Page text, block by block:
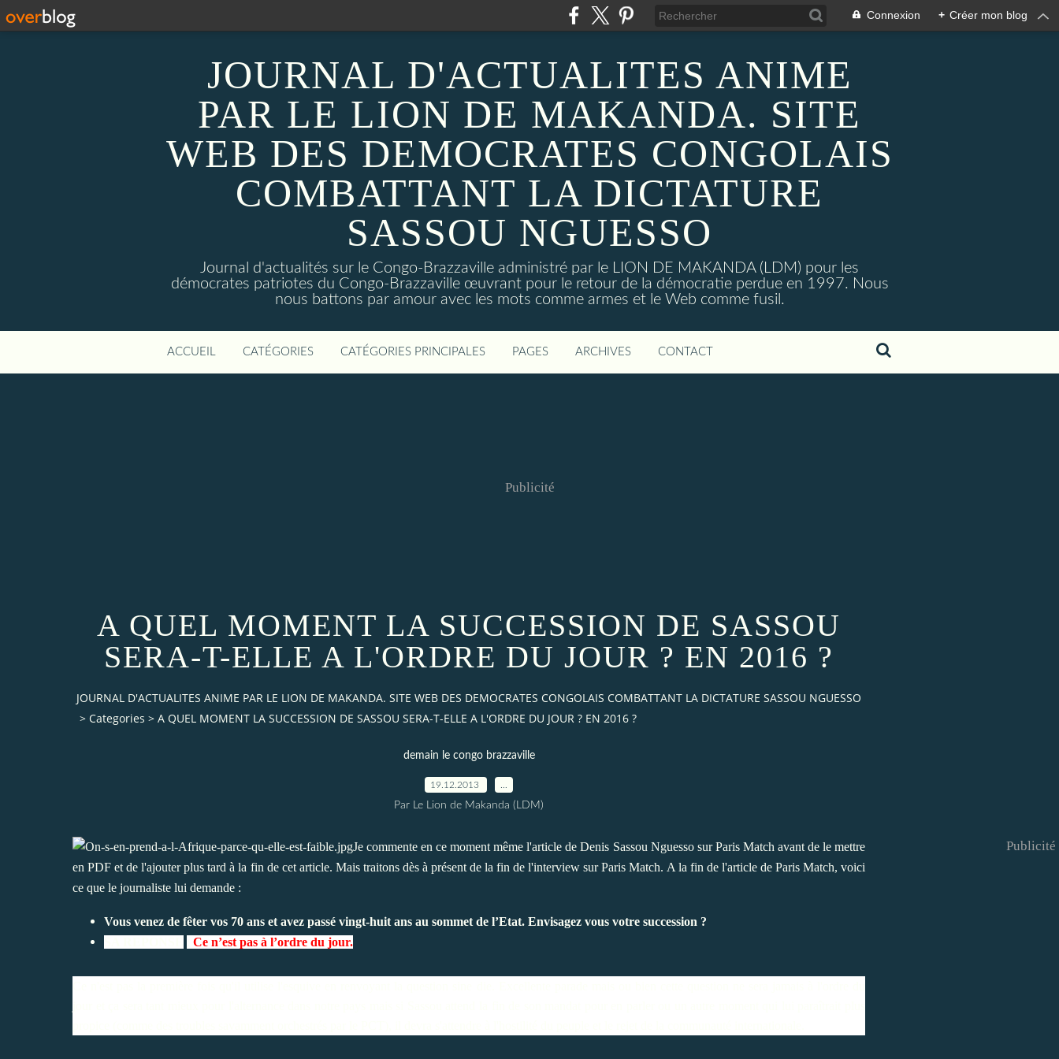
Connexion + Créer mon blog
JOURNAL D'ACTUALITES ANIME
PAR LE LION DE MAKANDA. SITE
WEB DES DEMOCRATES CONGOLAIS
COMBATTANT LA DICTATURE
SASSOU NGUESSO
Journal d'actualités sur le Congo-Brazzaville administré par le LION DE MAKANDA (LDM) pour les
démocrates patriotes du Congo-Brazzaville œuvrant pour le retour de la démocratie perdue en 1997. Nous
nous battons par amour avec les mots comme armes et le Web comme fusil.
ACCUEIL CATÉGORIES CATÉGORIES PRINCIPALES PAGES ARCHIVES CONTACT
Publicité
A QUEL MOMENT LA SUCCESSION DE SASSOU
SERA-T-ELLE A L'ORDRE DU JOUR ? EN 2016 ?
JOURNAL D'ACTUALITES ANIME PAR LE LION DE MAKANDA. SITE WEB DES DEMOCRATES CONGOLAIS COMBATTANT LA DICTATURE SASSOU NGUESSO
> Categories > A QUEL MOMENT LA SUCCESSION DE SASSOU SERA-T-ELLE A L'ORDRE DU JOUR ? EN 2016 ?
demain le congo brazzaville
19.12.2013
Par Le Lion de Makanda (LDM)
Je commente en ce moment même l'article de Denis Sassou Nguesso sur Paris Match avant de le mettre
en PDF et de l'ajouter plus tard à la fin de cet article. Mais traitons dès à présent de la fin de l'interview sur Paris Match. A la fin de l'article de Paris Match, voici
ce que le journaliste lui demande :
Vous venez de fêter vos 70 ans et avez passé vingt-huit ans au sommet de l’Etat. Envisagez vous votre succession ?
Ce n’est pas à l’ordre du jour.
Publicité